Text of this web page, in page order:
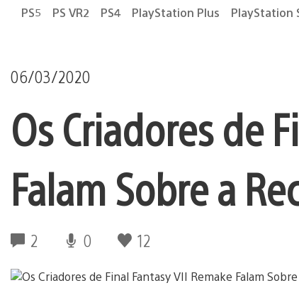
PS5 PS VR2 PS4 PlayStation Plus PlayStation
06/03/2020
Os Criadores de
Falam Sobre a
2 0 12